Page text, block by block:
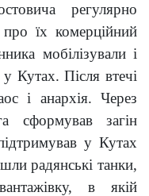
регулярно
їх комерційний
мобілізували і
Кутах. Після втечі
і анархія. Через
сформував загін
у Кутах
радянські танки,
в якій